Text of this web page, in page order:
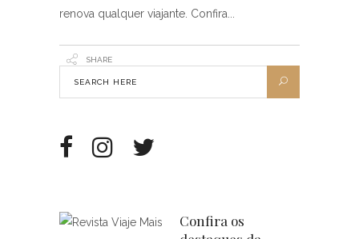
renova qualquer viajante. Confira
SHARE
Confira os